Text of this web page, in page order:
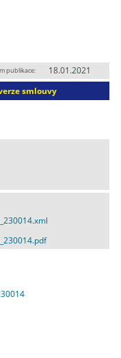
publikace:
18.01.2021
smlouvy